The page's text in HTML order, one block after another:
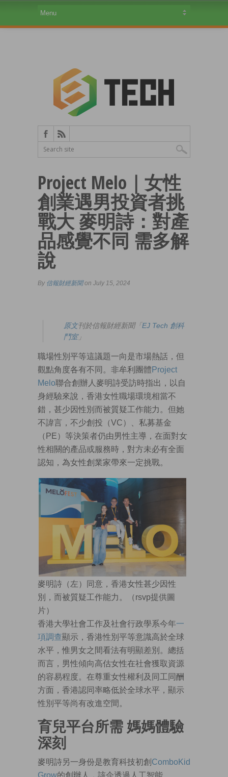
Project Melo｜女性
創業遇男投資者挑
戰大 麥明詩：對產
品感覺不同 需多解
說
By 信報財經新聞on July 15, 2024
原文刊於信報財經新聞「EJ Tech 創科
鬥室」
職場性別平等這議題一向是市場熱話，但
觀點角度各有不同。非牟利團體 Project
Melo聯合創辦人麥明詩受訪時指出，以自
身經驗來說，香港女性職場環境相當不
錯，甚少因性別而被質疑工作能力。但她
不諱言，不少創投（VC）、私募基金
（PE）等決策者仍由男性主導，在面對女
性相關的產品或服務時，對方未必有全面
認知，為女性創業家帶來一定挑戰。
麥明詩（左）同意，香港女性甚少因性
別，而被質疑工作能力。（rsvp提供圖
片）
香港大學社會工作及社會行政學系今年一
項調查顯示，香港性別平等意識高於全球
水平，惟男女之間看法有明顯差別。總括
而言，男性傾向高估女性在社會獲取資源
的容易程度。在尊重女性權利及同工同酬
方面，香港認同率略低於全球水平，顯示
性別平等尚有改進空間。
育兒平台所需 媽媽體驗
深刻
麥明詩另一身份是教育科技初創 ComboKid